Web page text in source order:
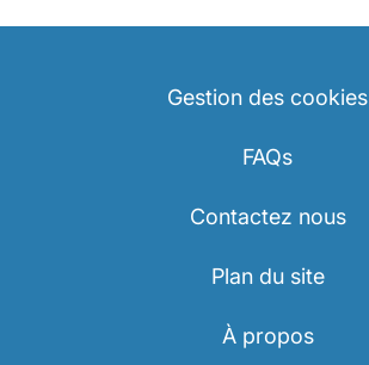
Gestion des cookies
FAQs
Contactez nous
Plan du site
À propos